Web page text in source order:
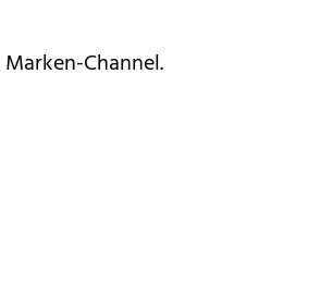
Marken-Channel.